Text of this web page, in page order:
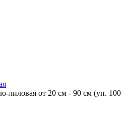
лиловая от 20 см - 90 см (уп. 100